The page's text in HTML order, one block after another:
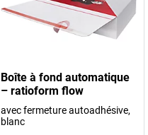
Boîte à fond automatique
– ratioform flow
avec fermeture autoadhésive,
blanc